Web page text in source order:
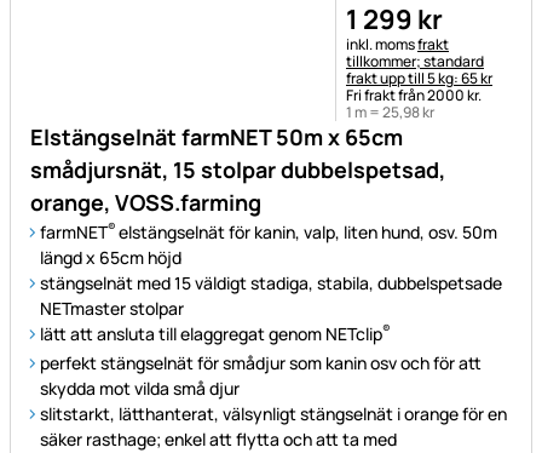
Elstängselnät farmNET 50m x 65cm
smådjursnät, 15 stolpar dubbelspetsad,
orange, VOSS.farming
farmNET® elstängselnät för kanin, valp, liten hund, osv. 50m
längd x 65cm höjd
stängselnät med 15 väldigt stadiga, stabila, dubbelspetsade
NETmaster stolpar
lätt att ansluta till elaggregat genom NETclip®
perfekt stängselnät för smådjur som kanin osv och för att
skydda mot vilda små djur
slitstarkt, lätthanterat, välsynligt stängselnät i orange för en
säker rasthage; enkel att flytta och att ta med
1 299 kr
Skatteinformation:
inkl. momsfrakt
tillkommer; standard
frakt upp till 5 kg: 65 kr
Fri frakt från 2000 kr.
1 m =25,98kr